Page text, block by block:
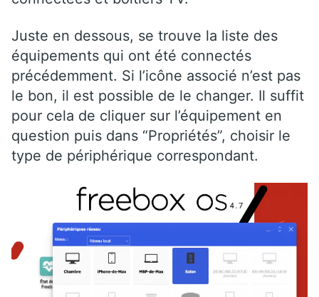
Juste en dessous, se trouve la liste des
équipements qui ont été connectés
précédemment. Si l’icône associé n’est pas
le bon, il est possible de le changer. Il suffit
pour cela de cliquer sur l’équipement en
question puis dans “Propriétés”, choisir le
type de périphérique correspondant.